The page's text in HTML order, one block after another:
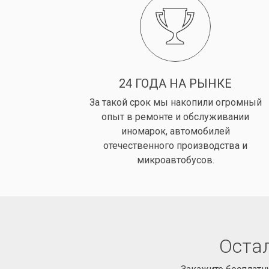
24 ГОДА НА РЫНКЕ
За такой срок мы накопили огромный
опыт в ремонте и обслуживании
иномарок, автомобилей
отечественного производства и
микроавтобусов.